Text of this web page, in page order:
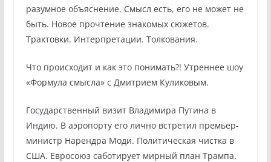
разумное объяснение. Смысл есть, его не может не
быть. Новое прочтение знакомых сюжетов.
Трактовки. Интерпретации. Толкования.
Что происходит и как это понимать?! Утреннее шоу
«Формула смысла» с Дмитрием Куликовым.
Государственный визит Владимира Путина в
Индию. В аэропорту его лично встретил премьер-
министр Нарендра Моди. Политическая чистка в
США. Евросоюз саботирует мирный план Трампа.